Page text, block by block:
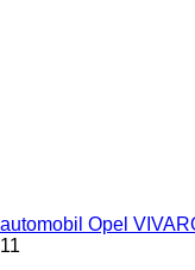
automobil Opel
11